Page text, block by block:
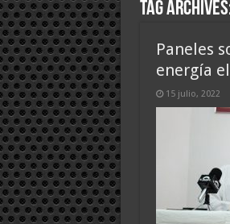
Tag
Paneles
energía
15 julio, 2022